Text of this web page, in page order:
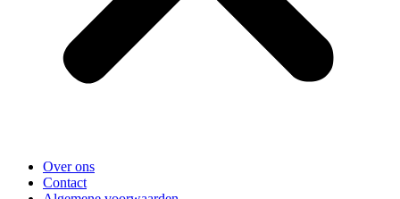
Over ons
Contact